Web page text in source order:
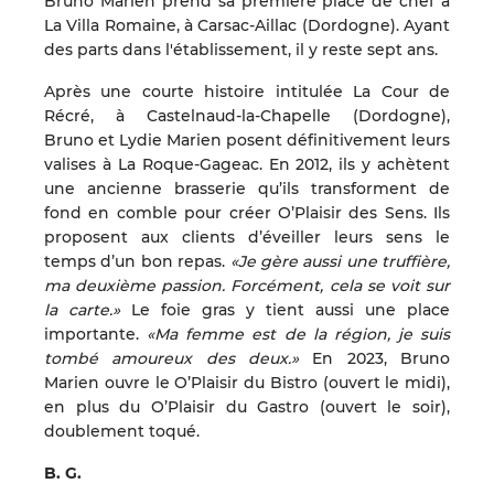
La Villa Romaine, à Carsac-Aillac (Dordogne). Ayant
des parts dans l'établissement, il y reste sept ans.
Après une courte histoire intitulée La Cour de
Récré, à Castelnaud-la-Chapelle (Dordogne),
Bruno et Lydie Marien posent définitivement leurs
valises à La Roque-Gageac. En 2012, ils y achètent
une ancienne brasserie qu’ils transforment de
fond en comble pour créer O’Plaisir des Sens. Ils
proposent aux clients d’éveiller leurs sens le
temps d’un bon repas. «Je gère aussi une truffière,
ma deuxième passion. Forcément, cela se voit sur
la carte.»Le foie gras y tient aussi une place
importante. «Ma femme est de la région, je suis
tombé amoureux des deux.»En 2023, Bruno
Marien ouvre le O’Plaisir du Bistro (ouvert le midi),
en plus du O’Plaisir du Gastro (ouvert le soir),
doublement toqué.
B. G.